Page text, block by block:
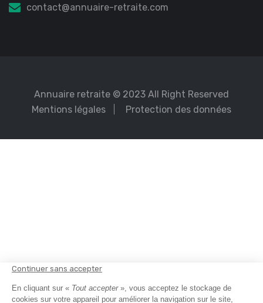
contact@annuaire-retraite.com
Annuaire retraite © 2023 All Right Reserved
Mentions légales
Protection des données